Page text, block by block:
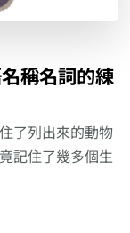
稱名詞的練
了列出來的動物
記住了幾多個生